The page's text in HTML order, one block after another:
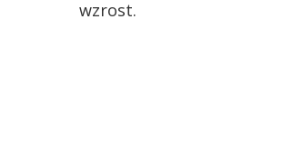
wzrost.